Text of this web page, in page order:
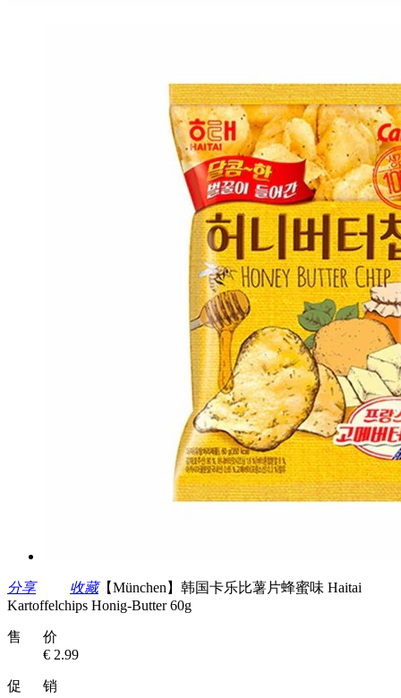
分享 收藏【München】韩国卡乐比薯片蜂蜜味 Haitai
Kartoffelchips Honig-Butter 60g
售 价
€ 2.99
促 销